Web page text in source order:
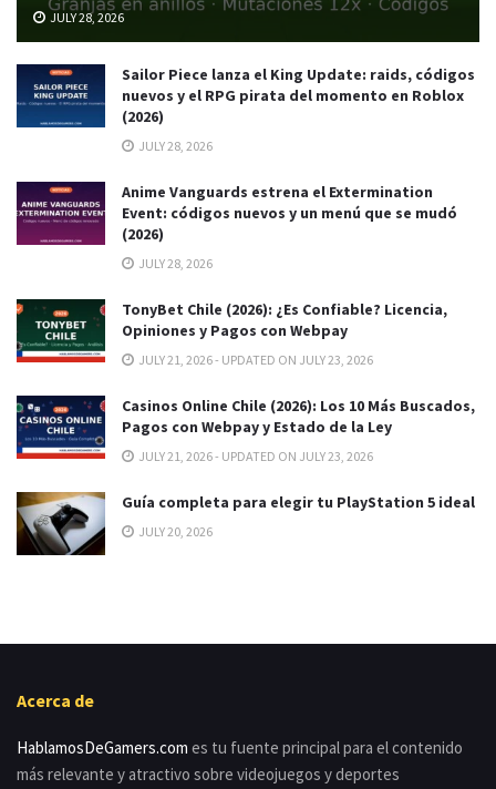
JULY 28, 2026
Sailor Piece lanza el King Update: raids, códigos
nuevos y el RPG pirata del momento en Roblox
(2026)
JULY 28, 2026
Anime Vanguards estrena el Extermination
Event: códigos nuevos y un menú que se mudó
(2026)
JULY 28, 2026
TonyBet Chile (2026): ¿Es Confiable? Licencia,
Opiniones y Pagos con Webpay
JULY 21, 2026 - UPDATED ON JULY 23, 2026
Casinos Online Chile (2026): Los 10 Más Buscados,
Pagos con Webpay y Estado de la Ley
JULY 21, 2026 - UPDATED ON JULY 23, 2026
Guía completa para elegir tu PlayStation 5 ideal
JULY 20, 2026
Acerca de
HablamosDeGamers.com es tu fuente principal para el contenido
más relevante y atractivo sobre videojuegos y deportes